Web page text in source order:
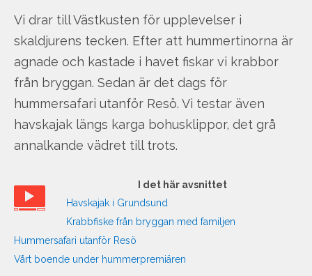
Om Gone Camping
Boka camping
Vi drar till Västkusten för upplevelser i
skaldjurens tecken. Efter att hummertinorna är
agnade och kastade i havet fiskar vi krabbor
från bryggan. Sedan är det dags för
hummersafari utanför Resö. Vi testar även
havskajak längs karga bohusklippor, det grå
annalkande vädret till trots.
I det här avsnittet
Havskajak i Grundsund
Krabbfiske från bryggan med familjen
Hummersafari utanför Resö
Vårt boende under hummerpremiären